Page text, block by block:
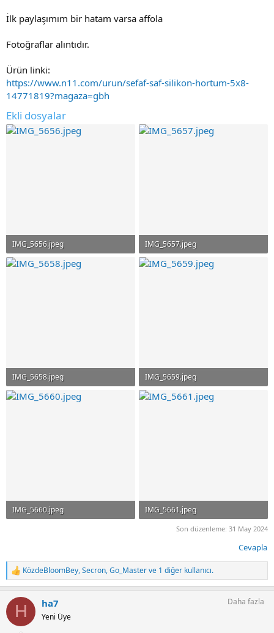
İlk paylaşımım bir hatam varsa affola
Fotoğraflar alıntıdır.
Ürün linki:
https://www.n11.com/urun/sefaf-saf-silikon-hortum-5x8-
14771819?magaza=gbh
Ekli dosyalar
IMG_5656.jpeg
13.7 KB · Görüntüleme: 30
IMG_5657.jpeg
12.4 KB · Görüntüleme: 15
IMG_5658.jpeg
18.7 KB · Görüntüleme: 14
IMG_5659.jpeg
19.6 KB · Görüntüleme: 13
IMG_5660.jpeg
IMG_5661.jpeg
15.9 KB · Görüntüleme: 30
Son düzenleme: 31 May 2024
Cevapla
T
e
k
l
KözdeBloomBey,Secron,Go_Masterve 1 diğer kullanıcı.
H ha7
Yeni Üye
Daha fazla